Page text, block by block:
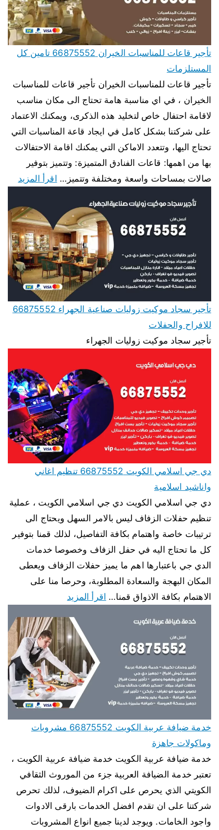
تأجير قاعات للمناسبات الخيران 66875552 تامين كل
المستلزمات
تأجير قاعات للمناسبات الخيران تأجير قاعات للمناسبات
الخيران ، في اي مناسبة هامة تحتاج الى مكان مناسب
لاقامة احتفال خاص لتخليد هذه الذكرى، ويمكنك الاعتماد
على شركتنا بشكل كامل في ايجاد قاعة المناسبات التي
تحتاج اليها، وتتعدد الاماكن التي يمكنك اقامة الاحتفالات
بها من اهمها: قاعات الفنادق المتميزة: وتتميز بتوفير
صالات بمساحات واسعة ومختلفة وتتميز… اقرأ المزيد
تأجير سجاد موكيت زوليات صناعية الجهراء 66875552
للافراح والحفلات
تأجير سجاد موكيت زوليات الجهراء
دي جي اسلامي الكويت 66875552 تنظيم اغاني
واناشيد اسلامية
دي جي اسلامي الكويت دي جي اسلامي الكويت ، عملية
تنظيم حفلات الزفاف ليس بالامر السهل ويحتاج الى
ترتيبات خاصة واهتمام بكافة التفاصيل، لذلك قمنا بتوفير
كل ما تحتاج اليه في حفل الزفاف وخصوصا خدمات
الدي جي باعتبارها اهم ما يميز حفلات الزفاف ويعطى
المكان البهجة والسعادة المطلوبة، وحرصا منا على
الاهتمام بكافة الاذواق قمنا… اقرأ المزيد
خدمة ضيافة عربية الكويت 66875552 مشروبات
وماكولات جاهزة
خدمة ضيافة عربية الكويت خدمة ضيافة عربية الكويت ،
تعتبر خدمة الضيافة العربية جزء من الموروث الثقافي
الكويتي الذي يحرص على اكرام الضيوف، لذلك تحرص
شركتنا على ان تقدم افضل الخدمات بارقى الادوات
واجود الخامات. ويوجد لدينا جميع انواع المشروبات